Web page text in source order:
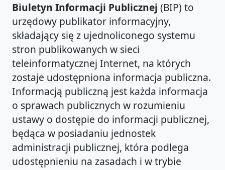
Biuletyn Informacji Publicznej (BIP) to
urzędowy publikator informacyjny,
składający się z ujednoliconego systemu
stron publikowanych w sieci
teleinformatycznej Internet, na których
zostaje udostępniona informacja publiczna.
Informacją publiczną jest każda informacja
o sprawach publicznych w rozumieniu
ustawy o dostępie do informacji publicznej,
będąca w posiadaniu jednostek
administracji publicznej, która podlega
udostępnieniu na zasadach i w trybie